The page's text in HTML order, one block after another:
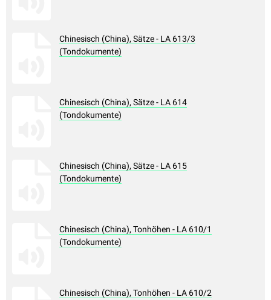
Chinesisch (China), Sätze - LA 613/3
(Tondokumente)
Chinesisch (China), Sätze - LA 614
(Tondokumente)
Chinesisch (China), Sätze - LA 615
(Tondokumente)
Chinesisch (China), Tonhöhen - LA 610/1
(Tondokumente)
Chinesisch (China), Tonhöhen - LA 610/2